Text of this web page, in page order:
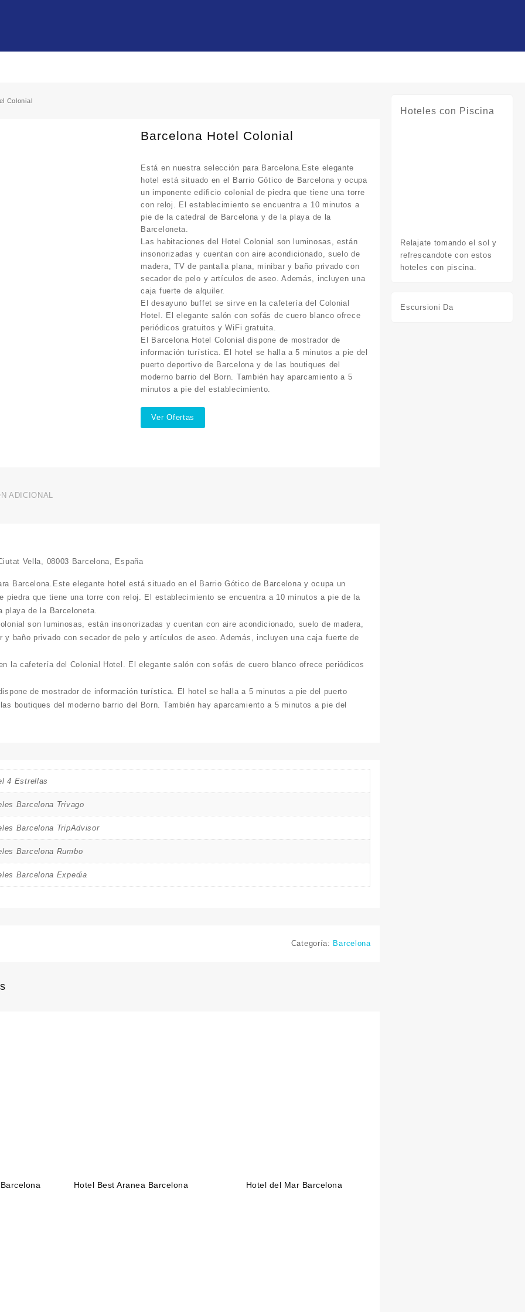
Colonial
Barcelona Hotel Colonial
Está en nuestra selección para Barcelona.Este elegante
hotel está situado en el Barrio Gótico de Barcelona y ocupa
un imponente edificio colonial de piedra que tiene una torre
con reloj. El establecimiento se encuentra a 10 minutos a
pie de la catedral de Barcelona y de la playa de la
Barceloneta.
Las habitaciones del Hotel Colonial son luminosas, están
insonorizadas y cuentan con aire acondicionado, suelo de
madera, TV de pantalla plana, minibar y baño privado con
secador de pelo y artículos de aseo. Además, incluyen una
caja fuerte de alquiler.
El desayuno buffet se sirve en la cafetería del Colonial
Hotel. El elegante salón con sofás de cuero blanco ofrece
periódicos gratuitos y WiFi gratuita.
El Barcelona Hotel Colonial dispone de mostrador de
información turística. El hotel se halla a 5 minutos a pie del
puerto deportivo de Barcelona y de las boutiques del
moderno barrio del Born. También hay aparcamiento a 5
minutos a pie del establecimiento.
Ver Ofertas
ADICIONAL
Vella, 08003 Barcelona, España
Barcelona.Este elegante hotel está situado en el Barrio Gótico de Barcelona y ocupa un
piedra que tiene una torre con reloj. El establecimiento se encuentra a 10 minutos a pie de la
playa de la Barceloneta.
son luminosas, están insonorizadas y cuentan con aire acondicionado, suelo de madera,
y baño privado con secador de pelo y artículos de aseo. Además, incluyen una caja fuerte de
la cafetería del Colonial Hotel. El elegante salón con sofás de cuero blanco ofrece periódicos
de mostrador de información turística. El hotel se halla a 5 minutos a pie del puerto
boutiques del moderno barrio del Born. También hay aparcamiento a 5 minutos a pie del
4 Estrellas
Barcelona Trivago
Barcelona TripAdvisor
Barcelona Rumbo
Barcelona Expedia
Categoría: Barcelona
Hotel Best Aranea Barcelona Hotel del Mar Barcelona
Hoteles con Piscina
Relajate tomando el sol y
refrescandote con estos
hoteles con piscina.
Escursioni Da